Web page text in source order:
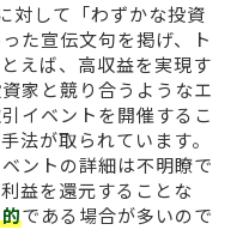
して「わずかな投資
た宣伝文句を掲げ、ト
えば、高収益を実現す
家と競り合うようなエ
イベントを開催するこ
法が取られています。
ントの詳細は不明瞭で
益を還元することな
である場合が多いので